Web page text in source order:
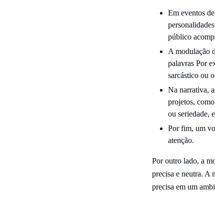
Em eventos
público
A modulação
palavras Por
sarcástico ou
Na narrativa,
projetos,
ou seriedade,
Por fim, um
atenção.
Por outro lado, a
precisa e neutra. A
precisa em um